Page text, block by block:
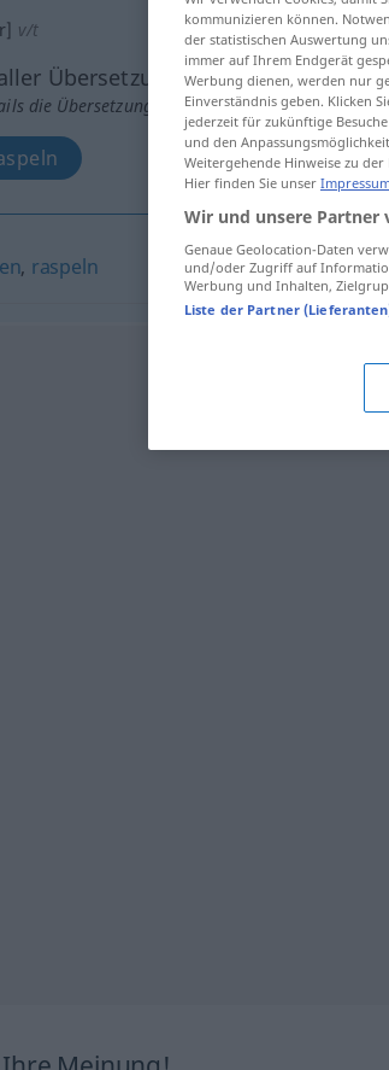
v/t
Übersetzungen
die Übersetzung anklicken/antippen)
, raspeln
kommunizieren können.
der statistischen Auswertung
immer auf Ihrem Endgerät
Werbung dienen, werden nur
Einverständnis geben. Klicken
jederzeit für zukünftige
und den
Weitergehende Hinweise zu
Hier finden Sie unser
Wir und unsere Partner
Genaue Geolocation-Daten
und/oder Zugriff auf
Werbung und Inhalten,
Liste der Partner